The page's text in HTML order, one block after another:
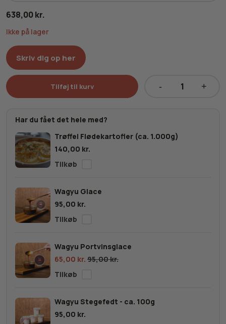
638,00kr.
Ikke på lager
Skriv dig op her
Har du fået det hele med?
Trøffel Flødekartofler (ca. 1.000g)
140,00 kr.
Wagyu Glace
95,00 kr.
Wagyu Portvinsglace
65,00 kr. 95,00kr.
Wagyu Stegefedt - ca. 100g
95,00 kr.
6-
Tilføj til kurv